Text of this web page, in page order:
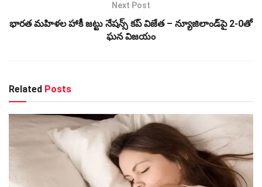
Next Post
భారత మహిళల హాకీ జట్టు నేషన్స్‌ కప్‌ విజేత – న్యూజిలాండ్‌పై 2-0తో
ఘన విజయం
Related Posts